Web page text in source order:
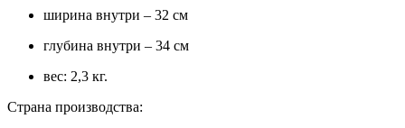
ширина внутри – 32 см
глубина внутри – 34 см
вес: 2,3 кг.
Страна производства: